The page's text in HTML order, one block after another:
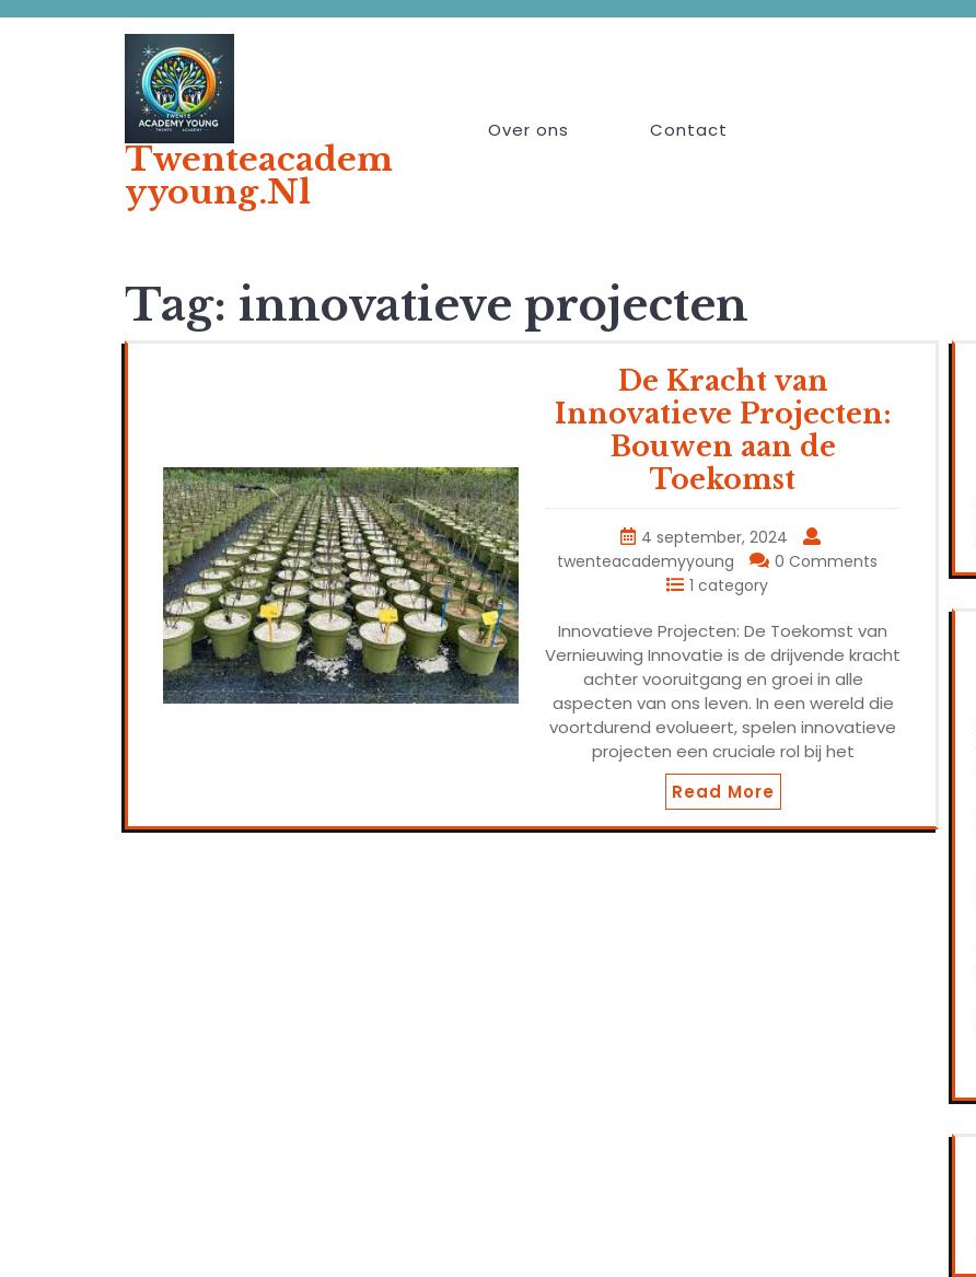
Twenteacadem
Yyoung.nl
Over ons Contact
Tag: innovatieve projecten
De Kracht van
Innovatieve Projecten:
Bouwen aan de
Toekomst
4 september, 2024
twenteacademyyoung
0 Comments
1 category
Innovatieve Projecten: De Toekomst van
Vernieuwing Innovatie is de drijvende kracht
achter vooruitgang en groei in alle
aspecten van ons leven. In een wereld die
voortdurend evolueert, spelen innovatieve
projecten een cruciale rol bij het
Read More